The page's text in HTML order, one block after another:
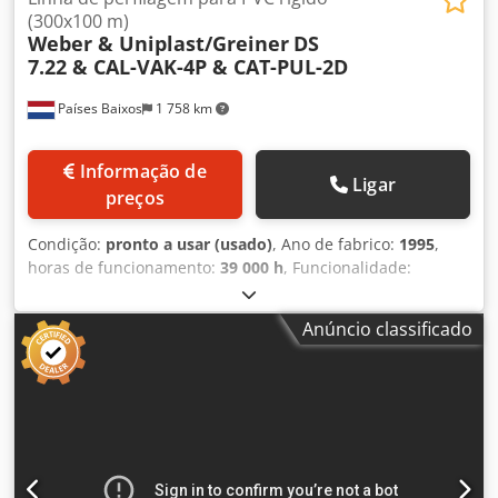
Países Baixos 1 758 km
(300x100 m)
Weber & Uniplast/Greiner DS
7.22 & CAL-VAK-4P & CAT-PUL-2D
preços
Ligar
Condição: pronto a usar (usado), Ano de fabrico: 1995,
horas de funcionamento: 39 000 h, Funcionalidade:
, Equipamento:
manual, Uma linha de produção usada e funcional para
perfis de PVC rígido, composta por: Extrusora dupla rosca
(paralela) Fabricante: WEBER Modelo: DS 7.22 Ano de
fabricação: 1995 Nº de série: DS70-043 Horas de operação:
máx. 40 rpm, infinitamente ajustável Motor de
Anúncio classificado